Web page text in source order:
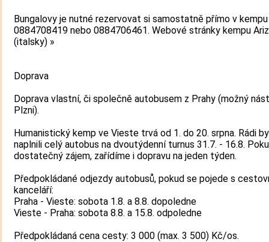
Bungalovy je nutné rezervovat si samostatně přímo v
0884708419 nebo 0884706461. Webové stránky kempu
(italsky) »
Doprava
Doprava vlastní, či společně autobusem z Prahy (možný
Plzni).
Humanistický kemp ve Vieste trvá od 1. do 20. srpna. Rádi
naplnili celý autobus na dvoutýdenní turnus 31.7. - 16.8.
dostatečný zájem, zařídíme i dopravu na jeden týden.
Předpokládané odjezdy autobusů, pokud se pojede s
kanceláří:
Praha - Vieste: sobota 1.8. a 8.8. dopoledne
Vieste - Praha: sobota 8.8. a 15.8. odpoledne
Předpokládaná cena cesty: 3 000 (max. 3 500) Kč/os.